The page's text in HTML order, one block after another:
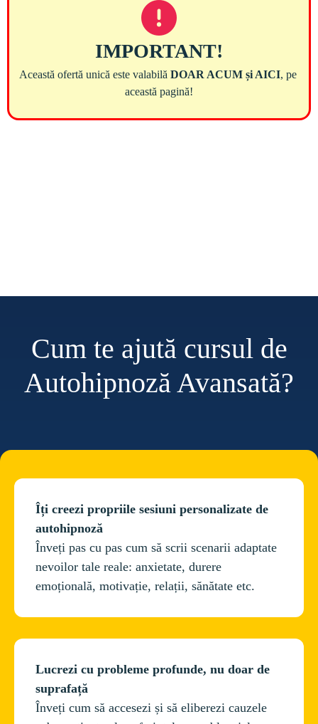
Această ofertă unică este valabilă DOAR ACUM și AICI, pe
Cum te ajută cursul de
Autohipnoză Avansată?
Îți creezi propriile sesiuni personalizate de
autohipnoză
Înveți pas cu pas cum să scrii scenarii adaptate
nevoilor tale reale: anxietate, durere
emoțională, motivație, relații, sănătate etc.
Lucrezi cu probleme profunde, nu doar de
suprafață
Înveți cum să accesezi și să eliberezi cauzele